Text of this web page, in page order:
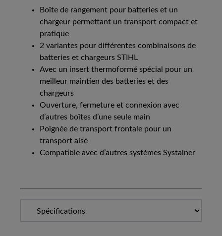
Boîte de rangement pour batteries et un
chargeur permettant un transport compact et
pratique
2 variantes pour différentes combinaisons de
batteries et chargeurs STIHL
Avec un insert thermoformé spécial pour un
meilleur maintien des batteries et des
chargeurs
Ouverture, fermeture et connexion avec
d’autres boîtes d’une seule main
Poignée de transport frontale pour un
transport aisé
Compatible avec d’autres systèmes Systainer